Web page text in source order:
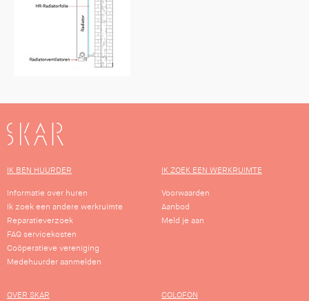
SKAR
IK BEN HUURDER
Informatie over huren
Ik zoek een andere werkruimte
Reparatieverzoek
FAQ servicekosten
Coöperatieve vereniging
Medehuurder aanmelden
IK ZOEK EEN WERKRUIMTE
Voorwaarden
Aanbod
Meld je aan
OVER SKAR COLOFON